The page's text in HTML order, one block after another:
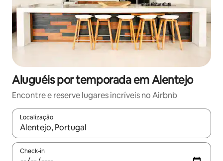
Aluguéis por temporada em Alentejo
Encontre e reserve lugares incríveis no Airbnb
Localização
Quando os resultados estiverem disponíveis, explore-os
Check-in